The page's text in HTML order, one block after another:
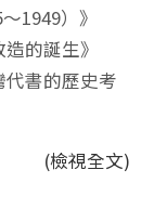
1949）》
的誕生》
書的歷史考
(檢視全文)